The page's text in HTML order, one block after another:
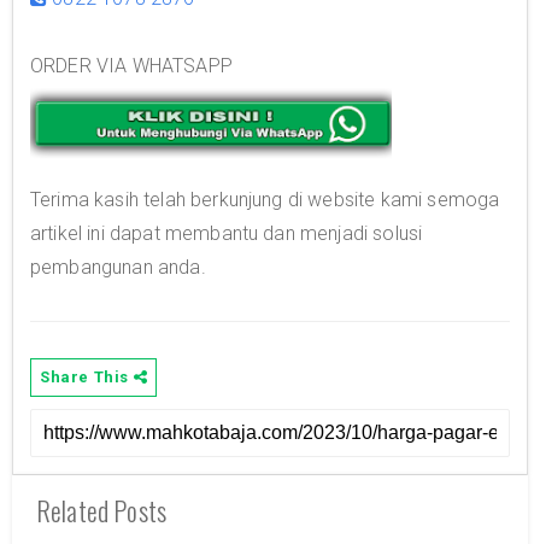
ORDER VIA WHATSAPP
Terima kasih telah berkunjung di website kami semoga
artikel ini dapat membantu dan menjadi solusi
pembangunan anda.
Share This
Related Posts